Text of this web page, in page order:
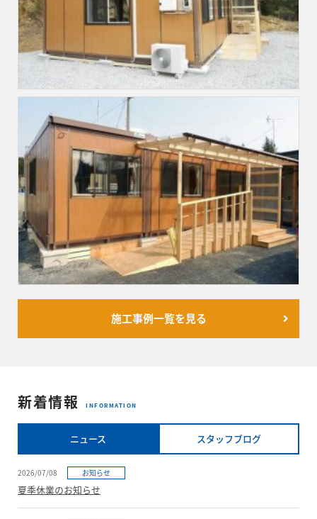
施工事例一覧を見る
新着情報 INFORMATION
ニュース スタッフブログ
2026/07/08 お知らせ
夏季休業のお知らせ